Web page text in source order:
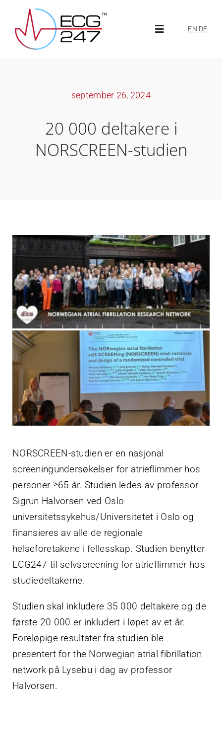
content
Toggle
EN DE
september 26, 2024
20 000 deltakere i
NORSCREEN-studien
NORSCREEN-studien er en nasjonal
screeningundersøkelser for atrieflimmer hos
personer ≥65 år. Studien ledes av professor
Sigrun Halvorsen ved Oslo
universitetssykehus/Universitetet i Oslo og
finansieres av alle de regionale
helseforetakene i fellesskap. Studien benytter
ECG247 til selvscreening for atrieflimmer hos
studiedeltakerne.
Studien skal inkludere 35 000 deltakere og de
første 20 000 er inkludert i løpet av et år.
Foreløpige resultater fra studien ble
presentert for the Norwegian atrial fibrillation
network på Lysebu i dag av professor
Halvorsen.